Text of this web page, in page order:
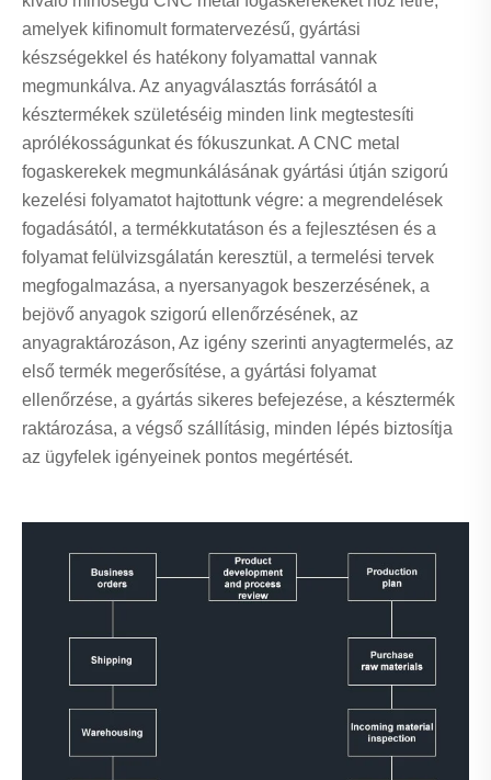
amelyek kifinomult formatervezésű, gyártási
készségekkel és hatékony folyamattal vannak
megmunkálva. Az anyagválasztás forrásától a
késztermékek születéséig minden link megtestesíti
aprólékosságunkat és fókuszunkat. A CNC metal
fogaskerekek megmunkálásának gyártási útján szigorú
kezelési folyamatot hajtottunk végre: a megrendelések
fogadásától, a termékkutatáson és a fejlesztésen és a
folyamat felülvizsgálatán keresztül, a termelési tervek
megfogalmazása, a nyersanyagok beszerzésének, a
bejövő anyagok szigorú ellenőrzésének, az
anyagraktározáson, Az igény szerinti anyagtermelés, az
első termék megerősítése, a gyártási folyamat
ellenőrzése, a gyártás sikeres befejezése, a késztermék
raktározása, a végső szállításig, minden lépés biztosítja
az ügyfelek igényeinek pontos megértését.